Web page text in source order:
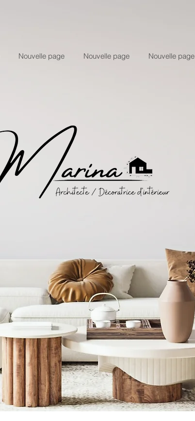
Nouvelle page Nouvelle page Nouvelle page